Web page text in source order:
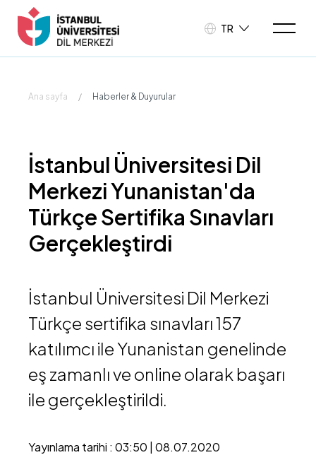
TR
Ana sayfa / Haberler & Duyurular
İstanbul Üniversitesi Dil
Merkezi Yunanistan'da
Türkçe Sertifika Sınavları
Gerçekleştirdi
İstanbul Üniversitesi Dil Merkezi
Türkçe sertifika sınavları 157
katılımcı ile Yunanistan genelinde
eş zamanlı ve online olarak başarı
ile gerçekleştirildi.
Yayınlama tarihi : 03:50 | 08.07.2020